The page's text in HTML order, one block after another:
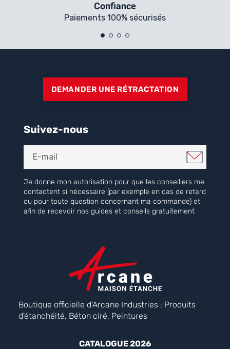
Confiance
Paiements 100% sécurisés
DEMANDER UNE RÉTRACTATION
Suivez-nous
Je donne mon autorisation pour que les conseillers me
contactent si nécessaire (par exemple en cas de retard
ou pour toute question concernant ma commande) et
afin de recevoir nos guides et conseils gratuitement
Boutique officielle d'Arcane Industries : Produits
d'étanchéité, Béton ciré, Peintures
CATALOGUE 2026